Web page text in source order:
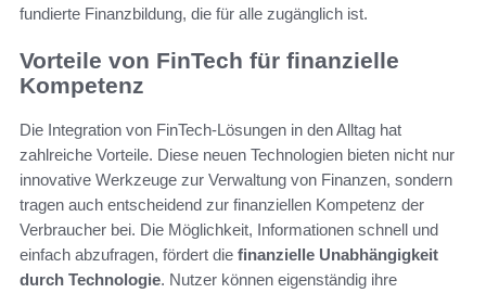
fundierte Finanzbildung, die für alle zugänglich ist.
Vorteile von FinTech für finanzielle
Kompetenz
Die Integration von FinTech-Lösungen in den Alltag hat
zahlreiche Vorteile. Diese neuen Technologien bieten nicht nur
innovative Werkzeuge zur Verwaltung von Finanzen, sondern
tragen auch entscheidend zur finanziellen Kompetenz der
Verbraucher bei. Die Möglichkeit, Informationen schnell und
einfach abzufragen, fördert die finanzielle Unabhängigkeit
durch Technologie. Nutzer können eigenständig ihre